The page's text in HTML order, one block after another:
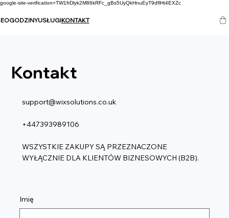
google-site-verification=TW1frDlyk2M86kRFc_gBs5UyQkHnuEyT9dflHt4EXZc
GODZINYUSŁUGIKONTAKT
Kontakt
support@wixsolutions.co.uk
+447393989106
WSZYSTKIE ZAKUPY SĄ PRZEZNACZONE
WYŁĄCZNIE DLA KLIENTÓW BIZNESOWYCH (B2B).
Imię